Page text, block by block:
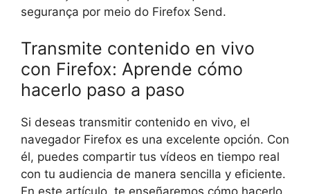
segurança por meio do Firefox Send.
Transmite contenido en vivo
con Firefox: Aprende cómo
hacerlo paso a paso
Si deseas transmitir contenido en vivo, el
navegador Firefox es una excelente opción. Con
él, puedes compartir tus vídeos en tiempo real
con tu audiencia de manera sencilla y eficiente.